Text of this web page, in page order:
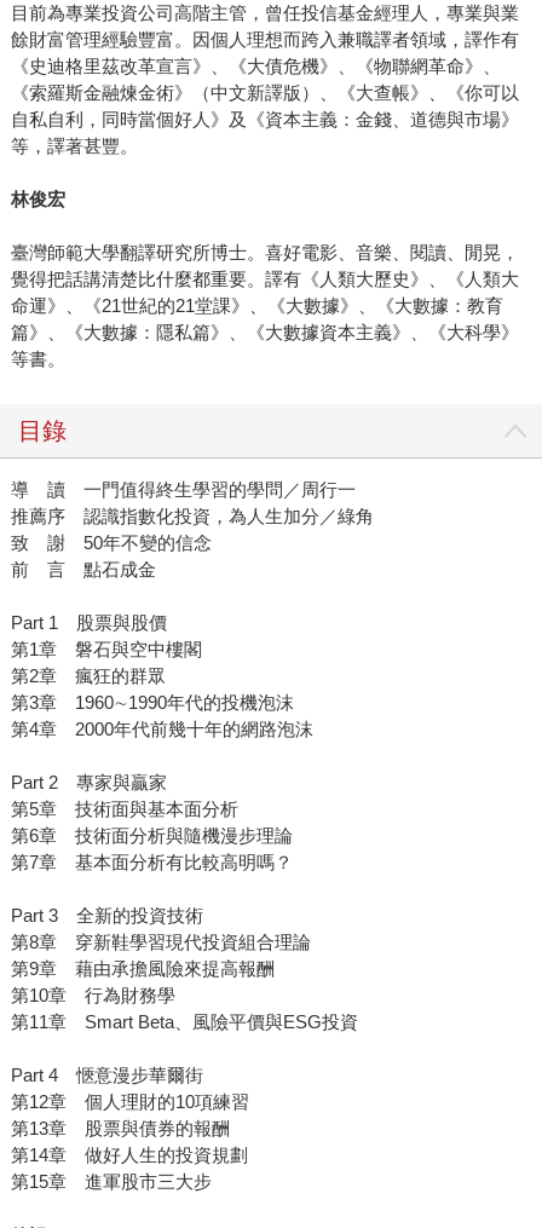
目前為專業投資公司高階主管，曾任投信基金經理人，專業與業
餘財富管理經驗豐富。因個人理想而跨入兼職譯者領域，譯作有
《史迪格里茲改革宣言》、《大債危機》、《物聯網革命》、
《索羅斯金融煉金術》（中文新譯版）、《大查帳》、《你可以
自私自利，同時當個好人》及《資本主義：金錢、道德與市場》
等，譯著甚豐。
林俊宏
臺灣師範大學翻譯研究所博士。喜好電影、音樂、閱讀、閒晃，
覺得把話講清楚比什麼都重要。譯有《人類大歷史》、《人類大
命運》、《21世紀的21堂課》、《大數據》、《大數據：教育
篇》、《大數據：隱私篇》、《大數據資本主義》、《大科學》
等書。
目錄
導 讀 一門值得終生學習的學問／周行一
推薦序 認識指數化投資，為人生加分／綠角
致 謝 50年不變的信念
前 言 點石成金
Part 1 股票與股價
第1章 磐石與空中樓閣
第2章 瘋狂的群眾
第3章 1960∼1990年代的投機泡沫
第4章 2000年代前幾十年的網路泡沫
Part 2 專家與贏家
第5章 技術面與基本面分析
第6章 技術面分析與隨機漫步理論
第7章 基本面分析有比較高明嗎？
Part 3 全新的投資技術
第8章 穿新鞋學習現代投資組合理論
第9章 藉由承擔風險來提高報酬
第10章 行為財務學
第11章 Smart Beta、風險平價與ESG投資
Part 4 愜意漫步華爾街
第12章 個人理財的10項練習
第13章 股票與債券的報酬
第14章 做好人生的投資規劃
第15章 進軍股市三大步